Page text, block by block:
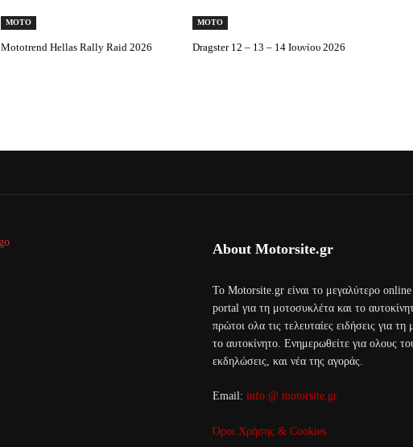
MOTO
Mototrend Hellas Rally Raid 2026
MOTO
Dragster 12 – 13 – 14 Ιουνίου 2026
About Motorsite.gr
Το Motorsite.gr είναι το μεγαλύτερο
portal για τη μοτοσυκλέτα και το
πρώτοι ολα τις τελευταίες ειδήσεις για τη
το αυτοκίνητο. Ενημερωθείτε για ολους
εκδηλώσεις, και νέα της αγοράς.
Email:info @ motorsite.gr
Όροι Χρήσης & Cookies